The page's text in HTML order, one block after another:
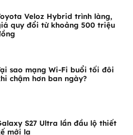
Veloz Hybrid trình làng,
quy đổi từ khoảng 500 triệu
sao mạng Wi-Fi buổi tối đôi
chậm hơn ban ngày?
S27 Ultra lần đầu lộ thiết
mới lạ